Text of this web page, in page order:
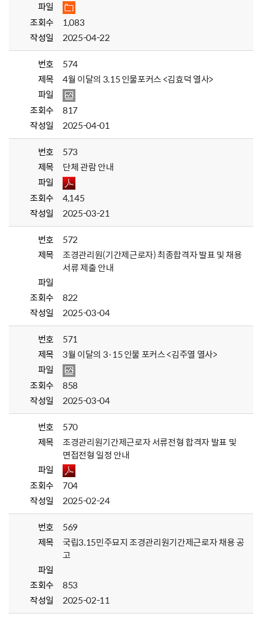
파일
조회수
1,083
작성일
2025-04-22
번호
574
제목
4월 이달의 3.15 인물포커스 <김효덕 열사>
파일
조회수
817
작성일
2025-04-01
번호
573
제목
단체 관람 안내
파일
조회수
4,145
작성일
2025-03-21
번호
572
제목
조경관리원(기간제근로자) 최종합격자 발표 및 채용
서류 제출 안내
파일
조회수
822
작성일
2025-03-04
번호
571
제목
3월 이달의 3·15 인물 포커스 <김주열 열사>
파일
조회수
858
작성일
2025-03-04
번호
570
제목
조경관리원기간제근로자 서류전형 합격자 발표 및
면접전형 일정 안내
파일
조회수
704
작성일
2025-02-24
번호
569
제목
국립3.15민주묘지 조경관리원기간제근로자 채용 공
고
파일
조회수
853
작성일
2025-02-11